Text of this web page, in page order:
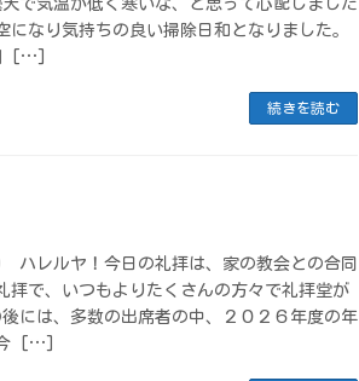
で気温が低く寒いな、と思って心配しました
になり気持ちの良い掃除日和となりました。
[…]
続きを読む
ハレルヤ！今日の礼拝は、家の教会との合同
拝で、いつもよりたくさんの方々で礼拝堂が
には、多数の出席者の中、２０２６年度の年
今 […]